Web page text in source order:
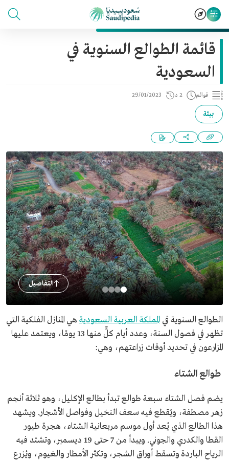
قائمة الطوالع السنوية في
السعودية
قوائم 2 د 29/01/2023
بيئة
التفاصيل
الطوالع السنوية في المملكة العربية السعودية هي المنازل الفلكية التي
تظهر في فصول السنة، وعدد أيام كلٍّ منها 13 يومًا، ويعتمد عليها
المزارعون في تحديد أوقات زراعتهم، وهي:
طوالع الشتاء
يضم فصل الشتاء سبعة طوالع تبدأ بطالع الإكليل، وهو ثلاثة أنجم
زهر مصطفة، ويُقطع فيه سعف النخيل وفواصل الأشجار. ويشهد
هذا الطالع الذي يُعد أول موسم مربعانية الشتاء، هجرة طيور
القطا والكدري والجوني. ويبدأ من 7 حتى 19 ديسمبر، وتشتد فيه
الرياح الباردة وتسقط أوراق الشجر، وتكثر الأمطار والغيوم، ويُزرع